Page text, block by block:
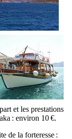
et les prestations
: environ 10 €.
de la forteresse :